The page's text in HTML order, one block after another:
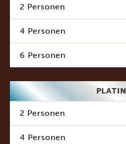
2 Personen
4 Personen
6 Personen
PLATIN
2 Personen
4 Personen